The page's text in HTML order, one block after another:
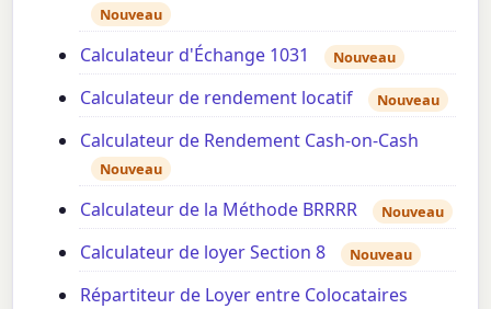
Nouveau
Calculateur d'Échange 1031 Nouveau
Calculateur de rendement locatif Nouveau
Calculateur de Rendement Cash-on-Cash
Nouveau
Calculateur de la Méthode BRRRR Nouveau
Calculateur de loyer Section 8 Nouveau
Répartiteur de Loyer entre Colocataires